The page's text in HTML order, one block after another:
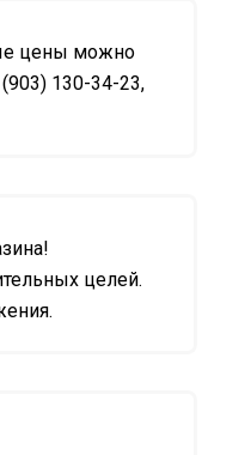
цены можно
130-34-23,
целей.